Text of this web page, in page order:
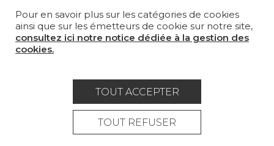
OÙ NOUS TROUVER ?
Carrière Contact
Lexique
Mentions légales
Pour en savoir plus sur les catégories de cookies
ainsi que sur les émetteurs de cookie sur notre site,
consultez ici notre notice dédiée à la gestion des
cookies.
TOUT ACCEPTER
TOUT REFUSER